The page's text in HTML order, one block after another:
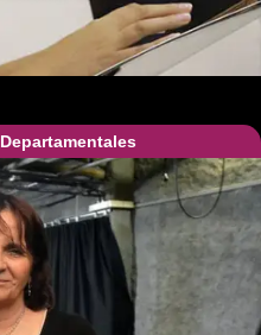
Departamentales